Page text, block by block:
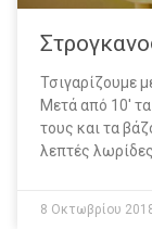
Τσιγαρίζουμε
Μετά από 10′
τους και τα
λεπτές
8 Οκτωβρίου